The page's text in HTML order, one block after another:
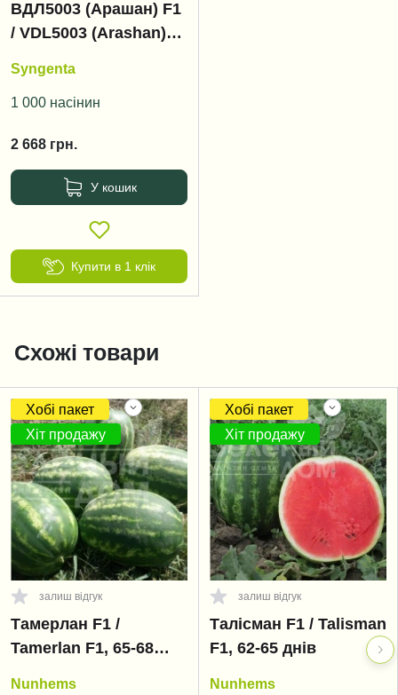
ВДЛ5003 (Арашан) F1
/ VDL5003 (Arashan)
Syngenta
1 000 насінин
2 668 грн.
У кошик
Купити в 1 клік
Схожі товари
Хобі пакет
Хіт продажу
залиш відгук
Тамерлан F1 /
Tamerlan F1, 65-68
Nunhems
Хобі пакет
Хіт продажу
залиш відгук
Талісман F1 / Talisman
F1, 62-65 днів
Nunhems